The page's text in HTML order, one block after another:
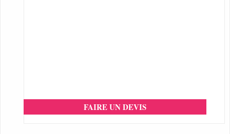
FAIRE UN DEVIS